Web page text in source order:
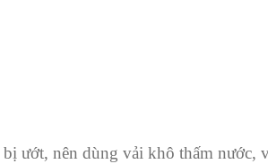
ướt, nên dùng vải khô thấm nước,